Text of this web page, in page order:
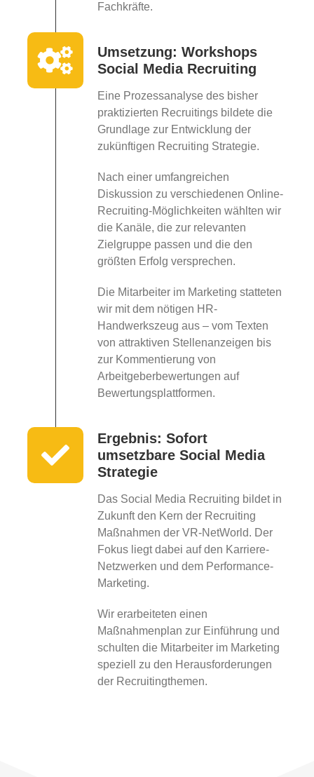
Fachkräfte.
Umsetzung: Workshops
Social Media Recruiting
Eine Prozessanalyse des bisher
praktizierten Recruitings bildete die
Grundlage zur Entwicklung der
zukünftigen Recruiting Strategie.
Nach einer umfangreichen
Diskussion zu verschiedenen Online-
Recruiting-Möglichkeiten wählten wir
die Kanäle, die zur relevanten
Zielgruppe passen und die den
größten Erfolg versprechen.
Die Mitarbeiter im Marketing statteten
wir mit dem nötigen HR-
Handwerkszeug aus – vom Texten
von attraktiven Stellenanzeigen bis
zur Kommentierung von
Arbeitgeberbewertungen auf
Bewertungsplattformen.
Ergebnis: Sofort
umsetzbare Social Media
Strategie
Das Social Media Recruiting bildet in
Zukunft den Kern der Recruiting
Maßnahmen der VR-NetWorld. Der
Fokus liegt dabei auf den Karriere-
Netzwerken und dem Performance-
Marketing.
Wir erarbeiteten einen
Maßnahmenplan zur Einführung und
schulten die Mitarbeiter im Marketing
speziell zu den Herausforderungen
der Recruitingthemen.